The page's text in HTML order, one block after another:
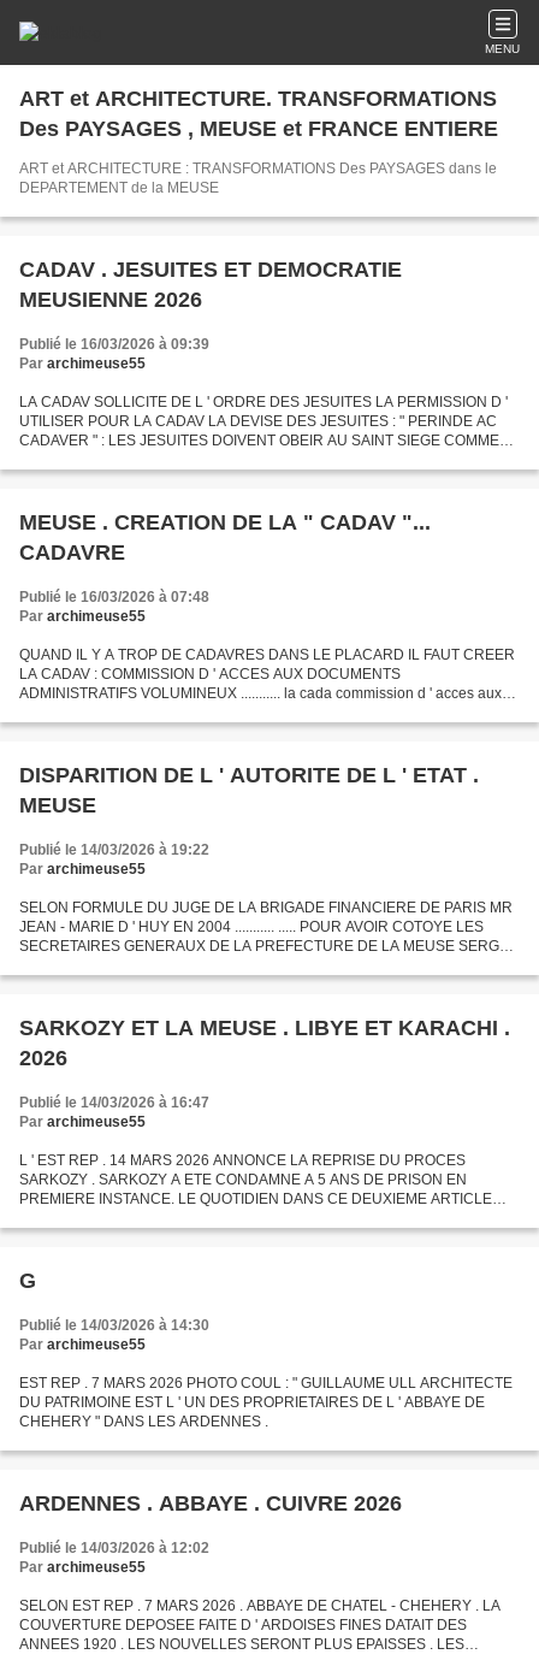
MENU
ART et ARCHITECTURE. TRANSFORMATIONS
Des PAYSAGES , MEUSE et FRANCE ENTIERE
ART et ARCHITECTURE : TRANSFORMATIONS Des PAYSAGES dans le
DEPARTEMENT de la MEUSE
CADAV . JESUITES ET DEMOCRATIE
MEUSIENNE 2026
Publié le 16/03/2026 à 09:39
Par archimeuse55
LA CADAV SOLLICITE DE L ' ORDRE DES JESUITES LA PERMISSION D '
UTILISER POUR LA CADAV LA DEVISE DES JESUITES : " PERINDE AC
CADAVER " : LES JESUITES DOIVENT OBEIR AU SAINT SIEGE COMME
MEUSE . CREATION DE LA " CADAV "...
CADAVRE
Publié le 16/03/2026 à 07:48
Par archimeuse55
QUAND IL Y A TROP DE CADAVRES DANS LE PLACARD IL FAUT CREER
LA CADAV : COMMISSION D ' ACCES AUX DOCUMENTS
ADMINISTRATIFS VOLUMINEUX ........... la cada commission d ' acces aux
FAIRE...
DISPARITION DE L ' AUTORITE DE L ' ETAT .
MEUSE
Publié le 14/03/2026 à 19:22
Par archimeuse55
SELON FORMULE DU JUGE DE LA BRIGADE FINANCIERE DE PARIS MR
JEAN - MARIE D ' HUY EN 2004 ........... ..... POUR AVOIR COTOYE LES
SECRETAIRES GENERAUX DE LA PREFECTURE DE LA MEUSE SERGE
PREFECTORAL...
SARKOZY ET LA MEUSE . LIBYE ET KARACHI .
2026
Publié le 14/03/2026 à 16:47
Par archimeuse55
L ' EST REP . 14 MARS 2026 ANNONCE LA REPRISE DU PROCES
SARKOZY . SARKOZY A ETE CONDAMNE A 5 ANS DE PRISON EN
PREMIERE INSTANCE. LE QUOTIDIEN DANS CE DEUXIEME ARTICLE
.....NANCY QUI A PERDU...
G
Publié le 14/03/2026 à 14:30
Par archimeuse55
EST REP . 7 MARS 2026 PHOTO COUL : " GUILLAUME ULL ARCHITECTE
DU PATRIMOINE EST L ' UN DES PROPRIETAIRES DE L ' ABBAYE DE
CHEHERY " DANS LES ARDENNES .
ARDENNES . ABBAYE . CUIVRE 2026
Publié le 14/03/2026 à 12:02
Par archimeuse55
SELON EST REP . 7 MARS 2026 . ABBAYE DE CHATEL - CHEHERY . LA
COUVERTURE DEPOSEE FAITE D ' ARDOISES FINES DATAIT DES
ANNEES 1920 . LES NOUVELLES SERONT PLUS EPAISSES . LES